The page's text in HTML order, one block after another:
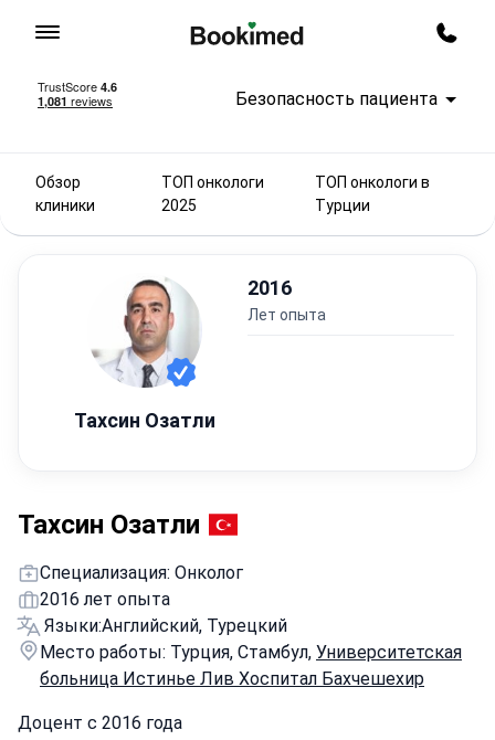
Безопасность пациента
Обзор
клиники
ТОП онкологи
2025
ТОП онкологи в
Турции
Тахсин Озатли
2016
лет опыта
Тахсин Озатли
Специализация: Онколог
2016 лет опыта
Языки:Английский, Турецкий
Место работы: Турция, Стамбул, Университетская
больница Истинье Лив Хоспитал Бахчешехир
Доцент с 2016 года